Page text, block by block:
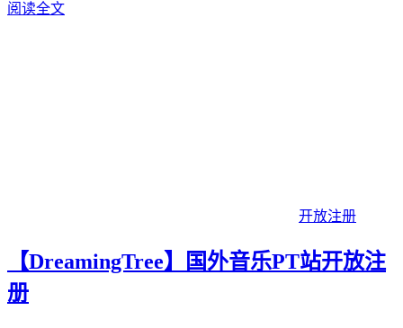
阅读全文
开放注册
【DreamingTree】国外音乐PT站开放注
册